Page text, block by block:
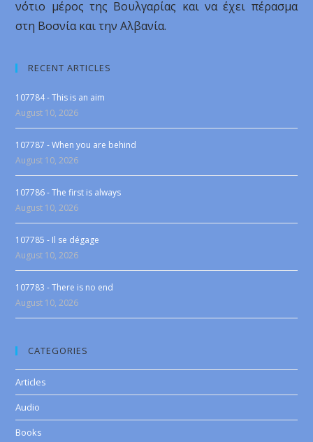
νότιο μέρος της Βουλγαρίας και να έχει πέρασμα
στη Βοσνία και την Αλβανία.
RECENT ARTICLES
107784 - This is an aim
August 10, 2026
107787 - When you are behind
August 10, 2026
107786 - The first is always
August 10, 2026
107785 - Il se dégage
August 10, 2026
107783 - There is no end
August 10, 2026
CATEGORIES
Articles
Audio
Books